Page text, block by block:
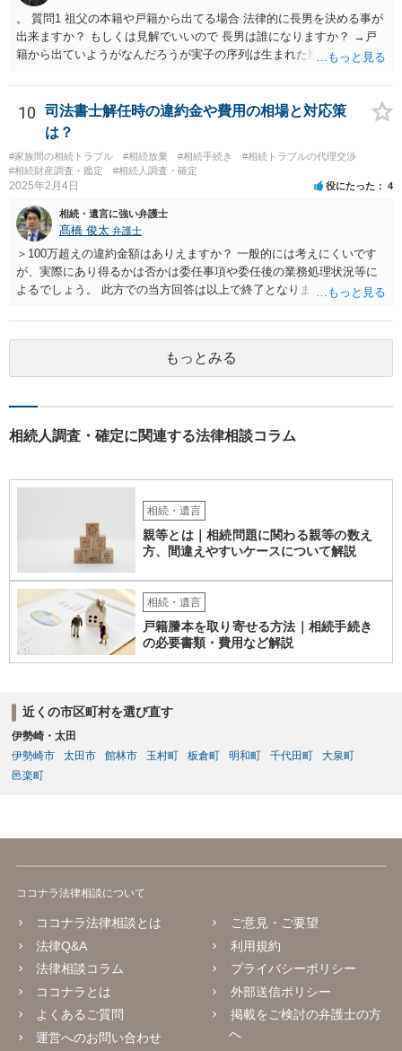
。 質問1 祖父の本籍や戸籍から出てる場合 法律的に長男を決める事が
出来ますか？ もしくは見解でいいので 長男は誰になりますか？ →戸
籍から出ていようがなんだろうが実子の序列は生まれた順ですから、
書が腹違いの長男に向けてある場合 書かれてる内容が最優先にされる
のですか？ →遺書というのが、法律上の遺言の形式を守っている限り
はそのとおりです。 質問3 父が腹違いの長男に法律的に優位になれそ
うな事はありますか？ →遺言が有効な場合、優位に立つことはできま
せんが、お祖父様が認知症であるなどの「遺言が作れないはずの事
情」があるならば①遺言無効確認の訴えを起こすのは一つの手です。
問4 相続トラブルの代理交渉は可能でしょうか。 →一般論としては可
能ですが、お伺いする内容ですとお祖父様が亡くなられた後に動くこ
とになるでしょう。
10
司法書士解任時の違約金や費用の相場と対応策
は？
#家族間の相続トラブル #相続放棄 #相続手続き
#相続トラブルの代理交渉
#相続財産調査・鑑定
#相続人調査・確定
2025年2月4日 役にたった 4
相続・遺言に強い弁護士
髙橋 俊太 弁護士
＞100万超えの違約金額はありえますか？ 一般的には考えにくいです
が、実際にあり得るかは否かは委任事項や委任後の業務処理状況等に
よるでしょう。 此方での当方回答は以上で終了となりますが、参考に
もっとみる
相続人調査・確定に関連する法律相談コラム
相続・遺言
親等とは｜相続問題に関わる親等の数え
方、間違えやすいケースについて解説
相続・遺言
戸籍謄本を取り寄せる方法｜相続手続き
の必要書類・費用など解説
近くの市区町村を選び直す
伊勢崎・太田
伊勢崎市
太田市 館林市 玉村町 板倉町 明和町 千代田町
大泉町
邑楽町
ココナラ法律相談について
ココナラ法律相談とは
法律Q&A
法律相談コラム
ココナラとは
よくあるご質問
運営へのお問い合わせ
ご意見・ご要望
利用規約
プライバシーポリシー
外部送信ポリシー
掲載をご検討の弁護士の方
へ